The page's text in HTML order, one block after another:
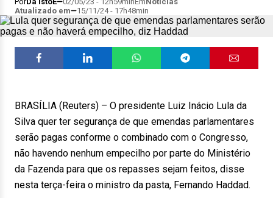
Atualizado em
15/11/24 - 17h48min
BRASÍLIA (Reuters) – O presidente Luiz Inácio Lula da
Silva quer ter segurança de que emendas parlamentares
serão pagas conforme o combinado com o Congresso,
não havendo nenhum empecilho por parte do Ministério
da Fazenda para que os repasses sejam feitos, disse
nesta terça-feira o ministro da pasta, Fernando Haddad.